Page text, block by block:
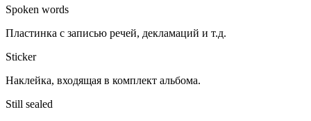
Spoken words
Пластинка с записью речей, декламаций и т.д.
Sticker
Наклейка, входящая в комплект альбома.
Still sealed